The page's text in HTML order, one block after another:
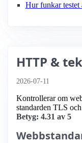
Hur funkar testet
HTTP &
2026-07-11
Kontrollerar om
standarden TLS
Betyg: 4.31 av 5